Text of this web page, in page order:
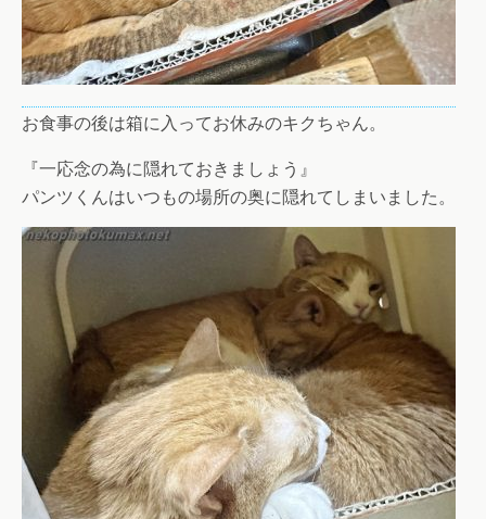
お食事の後は箱に入ってお休みのキクちゃん。
『一応念の為に隠れておきましょう』
パンツくんはいつもの場所の奥に隠れてしまいました。